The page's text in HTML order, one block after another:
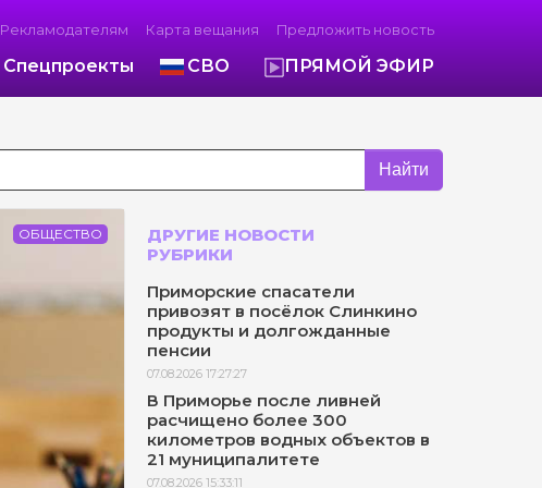
Рекламодателям Карта вещания Предложить новость
Спецпроекты СВО ПРЯМОЙ ЭФИР
Найти
ОБЩЕСТВО
ДРУГИЕ НОВОСТИ
РУБРИКИ
Приморские спасатели
привозят в посёлок Слинкино
продукты и долгожданные
пенсии
07.08.2026 17:27:27
В Приморье после ливней
расчищено более 300
километров водных объектов в
21 муниципалитете
07.08.2026 15:33:11